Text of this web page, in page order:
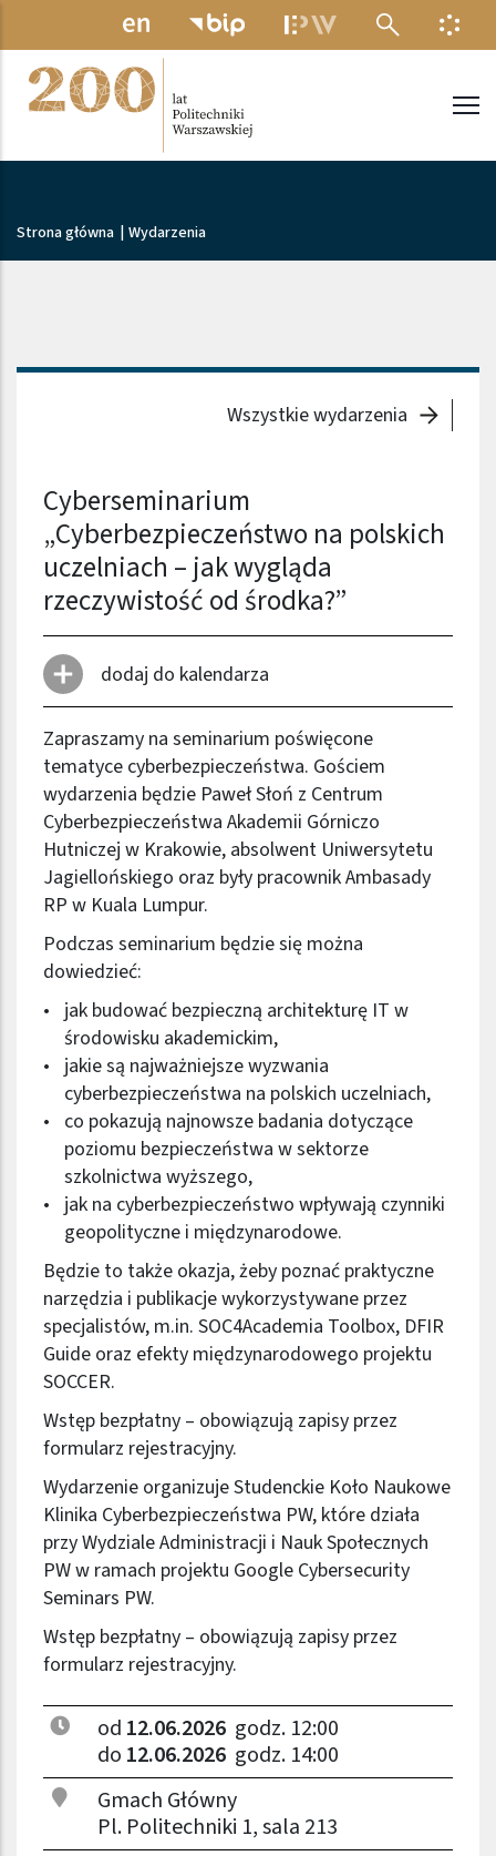
Przejdź do treści
MENU
Ścieżka nawigacyjna
Strona główna Wydarzenia
dodaj do kalendarza
Wszystkie wydarzenia
Cyberseminarium
„Cyberbezpieczeństwo na polskich
uczelniach – jak wygląda
rzeczywistość od środka?”
od 12.06.2026 godz. 12:00
do 12.06.2026 godz. 14:00
Gmach Główny
Pl. Politechniki 1, sala 213
Zapraszamy na seminarium poświęcone
tematyce cyberbezpieczeństwa. Gościem
wydarzenia będzie Paweł Słoń z Centrum
Cyberbezpieczeństwa Akademii Górniczo
Hutniczej w Krakowie, absolwent Uniwersytetu
Jagiellońskiego oraz były pracownik Ambasady
RP w Kuala Lumpur.
Podczas seminarium będzie się można
dowiedzieć:
jak budować bezpieczną architekturę IT w
środowisku akademickim,
jakie są najważniejsze wyzwania
cyberbezpieczeństwa na polskich uczelniach,
co pokazują najnowsze badania dotyczące
poziomu bezpieczeństwa w sektorze
szkolnictwa wyższego,
jak na cyberbezpieczeństwo wpływają czynniki
geopolityczne i międzynarodowe.
Będzie to także okazja, żeby poznać praktyczne
narzędzia i publikacje wykorzystywane przez
specjalistów, m.in. SOC4Academia Toolbox, DFIR
Guide oraz efekty międzynarodowego projektu
SOCCER.
Wstęp bezpłatny – obowiązują zapisy przez
formularz rejestracyjny.
Wydarzenie organizuje Studenckie Koło Naukowe
Klinika Cyberbezpieczeństwa PW, które działa
przy Wydziale Administracji i Nauk Społecznych
PW w ramach projektu Google Cybersecurity
Seminars PW.
Wstęp bezpłatny – obowiązują zapisy przez
formularz rejestracyjny.